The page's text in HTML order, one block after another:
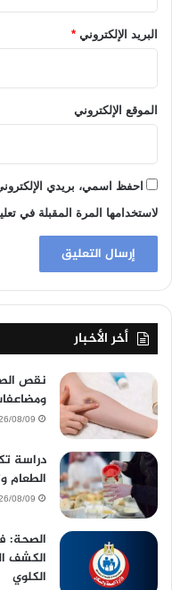
البريد الإلكتروني *
الموقع الإلكتروني
احفظ اسمي، بريدي
لاستخدامها المرة المقبلة في
أخر الأخبار
نقص
2026/08/09
دراسة
الطعام
2026/08/09
الكشف
الكلوي